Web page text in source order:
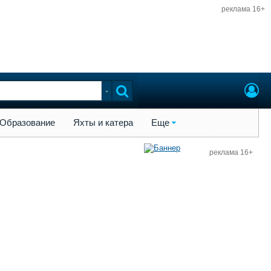
реклама 16+
Образование Яхты и катера Еще
реклама 16+